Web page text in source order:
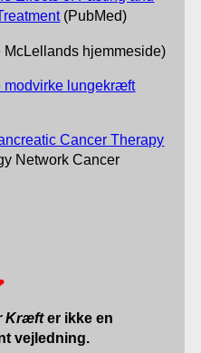
(PubMed)
McLellands hjemmeside)
modvirke lungekræft
Cancer Therapy
Network Cancer
Kræfter ikke en
vejledning.